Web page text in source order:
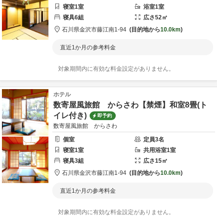
寝室1室 浴室1室
寝具6組 広さ52㎡
石川県金沢市藤江南1-94 目的地から10.0km
直近1か月の参考料金
対象期間内に有効な料金設定がありません。
ホテル
数寄屋風旅館 からさわ【禁煙】和室8畳(ト
イレ付き)
即予約
数寄屋風旅館 からさわ
個室
定員3名
寝室1室 共用浴室1室
寝具3組 広さ15㎡
石川県金沢市藤江南1-94 目的地から10.0km
直近1か月の参考料金
対象期間内に有効な料金設定がありません。